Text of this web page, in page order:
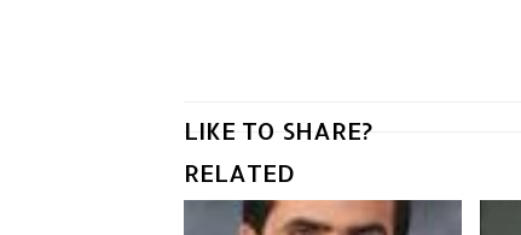
LIKE TO SHARE?
RELATED